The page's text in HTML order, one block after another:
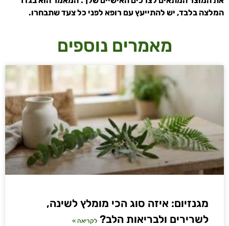
המלצה בלבד, יש להתייעץ עם רופא לפני כל צעד שתבחרו.
מאמרים נוספים
מגנזיום: איזה סוג הכי מומלץ לשינה,
לשרירים ולבריאות הלב? לקריאה »